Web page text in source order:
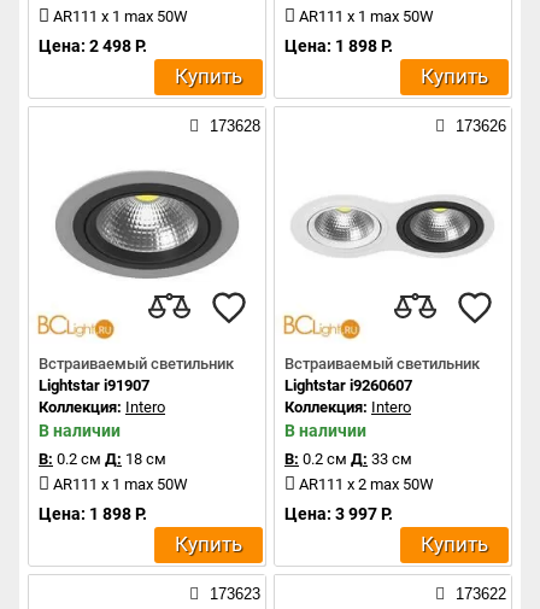
AR111 x 1 max 50W
Цена: 2 498 Р.
Купить
AR111 x 1 max 50W
Цена: 1 898 Р.
Купить
173628
Встраиваемый светильник
Lightstar i91907
Коллекция: Intero
В наличии
В: 0.2 см Д: 18 см
AR111 x 1 max 50W
Цена: 1 898 Р.
Купить
173626
Встраиваемый светильник
Lightstar i9260607
Коллекция: Intero
В наличии
В: 0.2 см Д: 33 см
AR111 x 2 max 50W
Цена: 3 997 Р.
Купить
173623 173622